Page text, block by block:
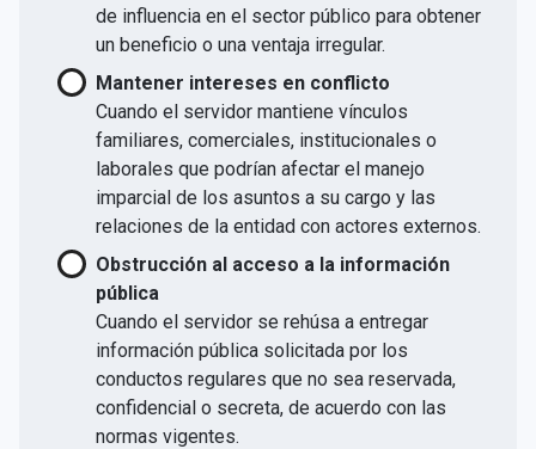
de influencia en el sector público para obtener
un beneficio o una ventaja irregular.
Mantener intereses en conflicto
Cuando el servidor mantiene vínculos
familiares, comerciales, institucionales o
laborales que podrían afectar el manejo
imparcial de los asuntos a su cargo y las
relaciones de la entidad con actores externos.
Obstrucción al acceso a la información
pública
Cuando el servidor se rehúsa a entregar
información pública solicitada por los
conductos regulares que no sea reservada,
confidencial o secreta, de acuerdo con las
normas vigentes.